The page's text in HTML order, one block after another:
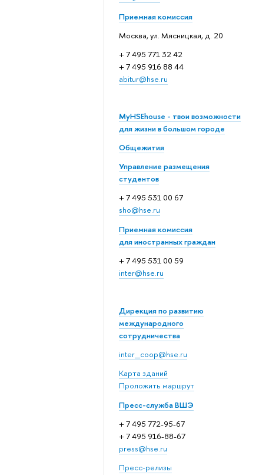
Приемная комиссия
Москва, ул. Мясницкая, д. 20
+ 7 495 771 32 42
+ 7 495 916 88 44
abitur@hse.ru
MyHSEhouse - твои возможности
для жизни в большом городе
Общежития
Управление размещения
студентов
+ 7 495 531 00 67
sho@hse.ru
Приемная комиссия
для иностранных граждан
+ 7 495 531 00 59
inter@hse.ru
Дирекция по развитию
международного
сотрудничества
inter_coop@hse.ru
Карта зданий
Проложить маршрут
Пресс-служба ВШЭ
+ 7 495 772-95-67
+ 7 495 916-88-67
press@hse.ru
Пресс-релизы